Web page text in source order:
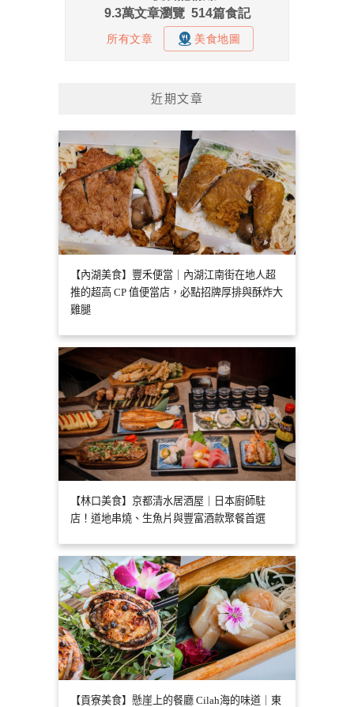
近期文章
【內湖美食】豐禾便當｜內湖江南街在地人超
推的超高 CP 值便當店，必點招牌厚排與酥炸大
雞腿
【林口美食】京都清水居酒屋｜日本廚師駐
店！道地串燒、生魚片與豐富酒款聚餐首選
【貢寮美食】懸崖上的餐廳 Cilah海的味道｜東